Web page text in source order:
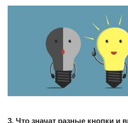
3. Что значат разные кнопки и